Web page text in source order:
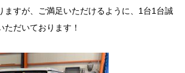
ますが、ご満足いただけるように、1台1台誠
だいております！